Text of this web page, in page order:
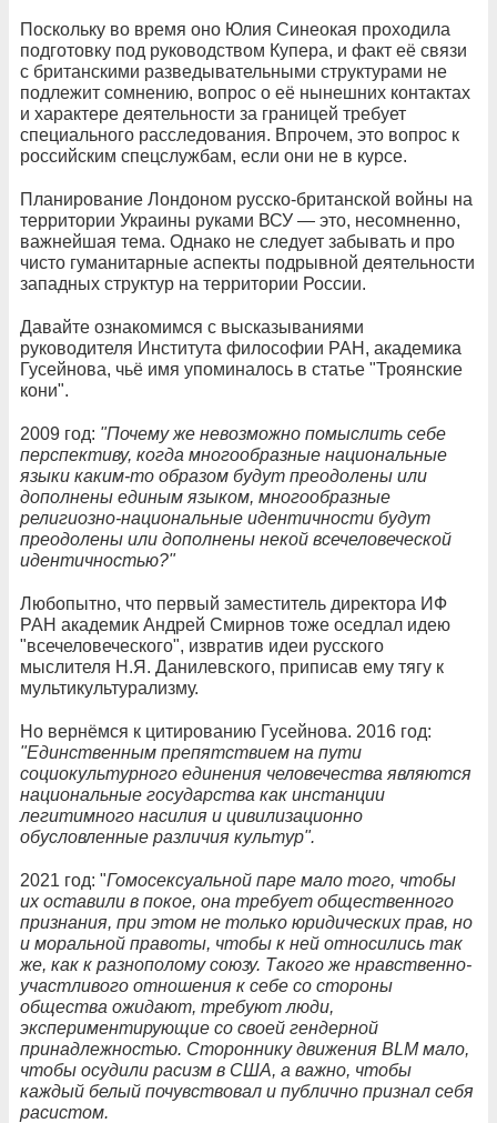
Поскольку во время оно Юлия Синеокая проходила
подготовку под руководством Купера, и факт её связи
с британскими разведывательными структурами не
подлежит сомнению, вопрос о её нынешних контактах
и характере деятельности за границей требует
специального расследования. Впрочем, это вопрос к
российским спецслужбам, если они не в курсе.
Планирование Лондоном русско-британской войны на
территории Украины руками ВСУ — это, несомненно,
важнейшая тема. Однако не следует забывать и про
чисто гуманитарные аспекты подрывной деятельности
западных структур на территории России.
Давайте ознакомимся с высказываниями
руководителя Института философии РАН, академика
Гусейнова, чьё имя упоминалось в статье "Троянские
кони".
2009 год: "Почему же невозможно помыслить себе
перспективу, когда многообразные национальные
языки каким-то образом будут преодолены или
дополнены единым языком, многообразные
религиозно-национальные идентичности будут
преодолены или дополнены некой всечеловеческой
идентичностью?"
Любопытно, что первый заместитель директора ИФ
РАН академик Андрей Смирнов тоже оседлал идею
"всечеловеческого", извратив идеи русского
мыслителя Н.Я. Данилевского, приписав ему тягу к
мультикультурализму.
Но вернёмся к цитированию Гусейнова. 2016 год:
"Единственным препятствием на пути
социокультурного единения человечества являются
национальные государства как инстанции
легитимного насилия и цивилизационно
обусловленные различия культур".
2021 год: "Гомосексуальной паре мало того, чтобы
их оставили в покое, она требует общественного
признания, при этом не только юридических прав, но
и моральной правоты, чтобы к ней относились так
же, как к разнополому союзу. Такого же нравственно-
участливого отношения к себе со стороны
общества ожидают, требуют люди,
экспериментирующие со своей гендерной
принадлежностью. Стороннику движения BLM мало,
чтобы осудили расизм в США, а важно, чтобы
каждый белый почувствовал и публично признал себя
расистом.